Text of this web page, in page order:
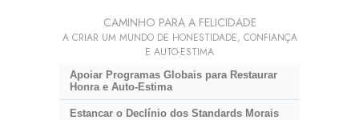
CAMINHO PARA A FELICIDADE
A CRIAR UM MUNDO DE HONESTIDADE, CONFIANÇA
E AUTO-ESTIMA
Apoiar Programas Globais para Restaurar
Honra e Auto-Estima
Estancar o Declínio dos Standards Morais